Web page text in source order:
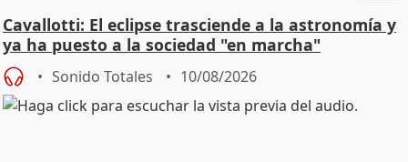
Cavallotti: El eclipse trasciende a la astronomía y
ya ha puesto a la sociedad "en marcha"
Sonido Totales 10/08/2026